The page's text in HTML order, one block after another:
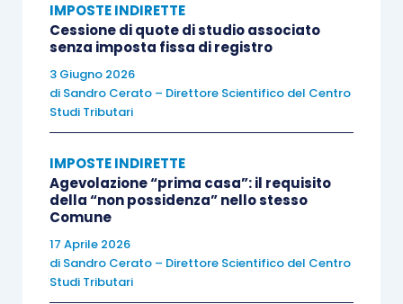
complementare l’imposta applicata in ogni altro
caso».
Ne consegue che l’imposta principaleè sia
contestuale o “autoliquidata”), sia quella
richiesta ad integrazionedall’amministrazione
finanziaria con l’intento di
omissioniincorsi nella medesima
autoliquidazione (quale imposta principale
IMPOSTE INDIRETTE
Cessione di quote di studio associato
senza imposta fissa di registro
3 Giugno 2026
di Sandro Cerato – Direttore Scientifico del Centro
Studi Tributari
IMPOSTE INDIRETTE
Agevolazione “prima casa”: il requisito
della “non possidenza” nello stesso
Comune
17 Aprile 2026
di Sandro Cerato – Direttore Scientifico del Centro
Studi Tributari